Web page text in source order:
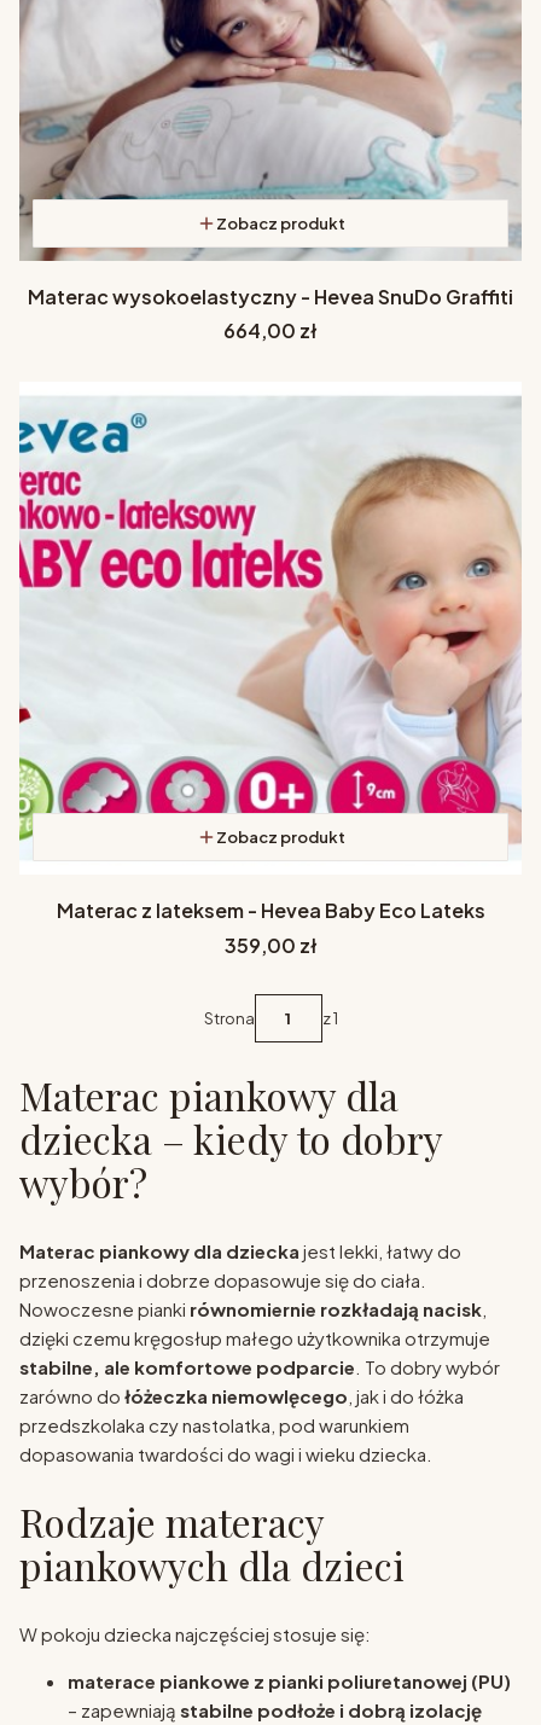
Zobacz produkt
Materac wysokoelastyczny - Hevea SnuDo Graffiti
Cena
664,00 zł
Zobacz produkt
Materac z lateksem - Hevea Baby Eco Lateks
Cena
359,00 zł
Strona z 1
Materac piankowy dla
dziecka – kiedy to dobry
wybór?
Materac piankowy dla dziecka jest lekki, łatwy do
przenoszenia i dobrze dopasowuje się do ciała.
Nowoczesne pianki równomiernie rozkładają nacisk
dzięki czemu kręgosłup małego użytkownika otrzymuje
stabilne, ale komfortowe podparcie . To dobry wybór
zarówno do łóżeczka niemowlęcego , jak i do łóżka
przedszkolaka czy nastolatka, pod warunkiem
dopasowania twardości do wagi i wieku dziecka.
Rodzaje materacy
piankowych dla dzieci
W pokoju dziecka najczęściej stosuje się:
materace piankowe z pianki poliuretanowej (PU)
– zapewniają stabilne podłoże i dobrą izolację